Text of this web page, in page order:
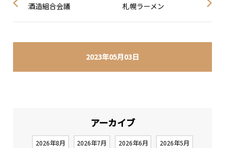
2023年05月03日
酒造組合会議 札幌ラーメン
アーカイブ
2026年8月 2026年7月 2026年6月 2026年5月